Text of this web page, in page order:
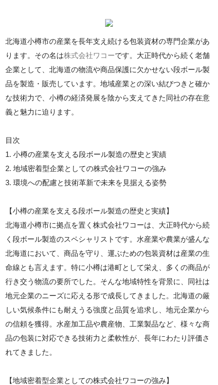
北海道小樽市の産業を長年支え続ける包装資材の専門企業があ
ります。その名は株式会社ワコーです。大正時代から続く老舗
企業として、北海道の物流や商品保護に欠かせない段ボール製
品を製造・販売しています。地域産業との深い結びつきと確か
な技術力で、小樽の経済発展を陰から支えてきた同社の存在意
義と魅力に迫ります。
目次
1. 小樽の産業を支える段ボール製造の歴史と実績
2. 地域密着型企業としての株式会社ワコーの強み
3. 環境への配慮と技術革新で未来を見据える姿勢
【小樽の産業を支える段ボール製造の歴史と実績】
北海道小樽市に拠点を置く株式会社ワコーは、大正時代から続
く段ボール製造のスペシャリストです。水産業や農業が盛んな
北海道において、商品を守り、運ぶための包装資材は産業の生
命線とも言えます。特に小樽は港町として栄え、多くの商品が
行き交う物流の要所でした。そんな地域特性を背景に、同社は
地元企業のニーズに応える形で成長してきました。北海道の厳
しい気候条件にも耐えうる強度と品質を追求し、地元企業から
の信頼を獲得。水産加工品や農産物、工業製品など、様々な商
品の包装に対応できる技術力と柔軟性が、長年にわたり評価さ
れてきました。
【地域密着型企業としての株式会社ワコーの強み】